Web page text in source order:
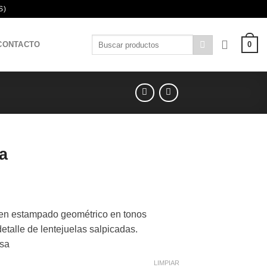
0
€.
estampado geométrico en tonos
de lentejuelas salpicadas.
LIMPIAR